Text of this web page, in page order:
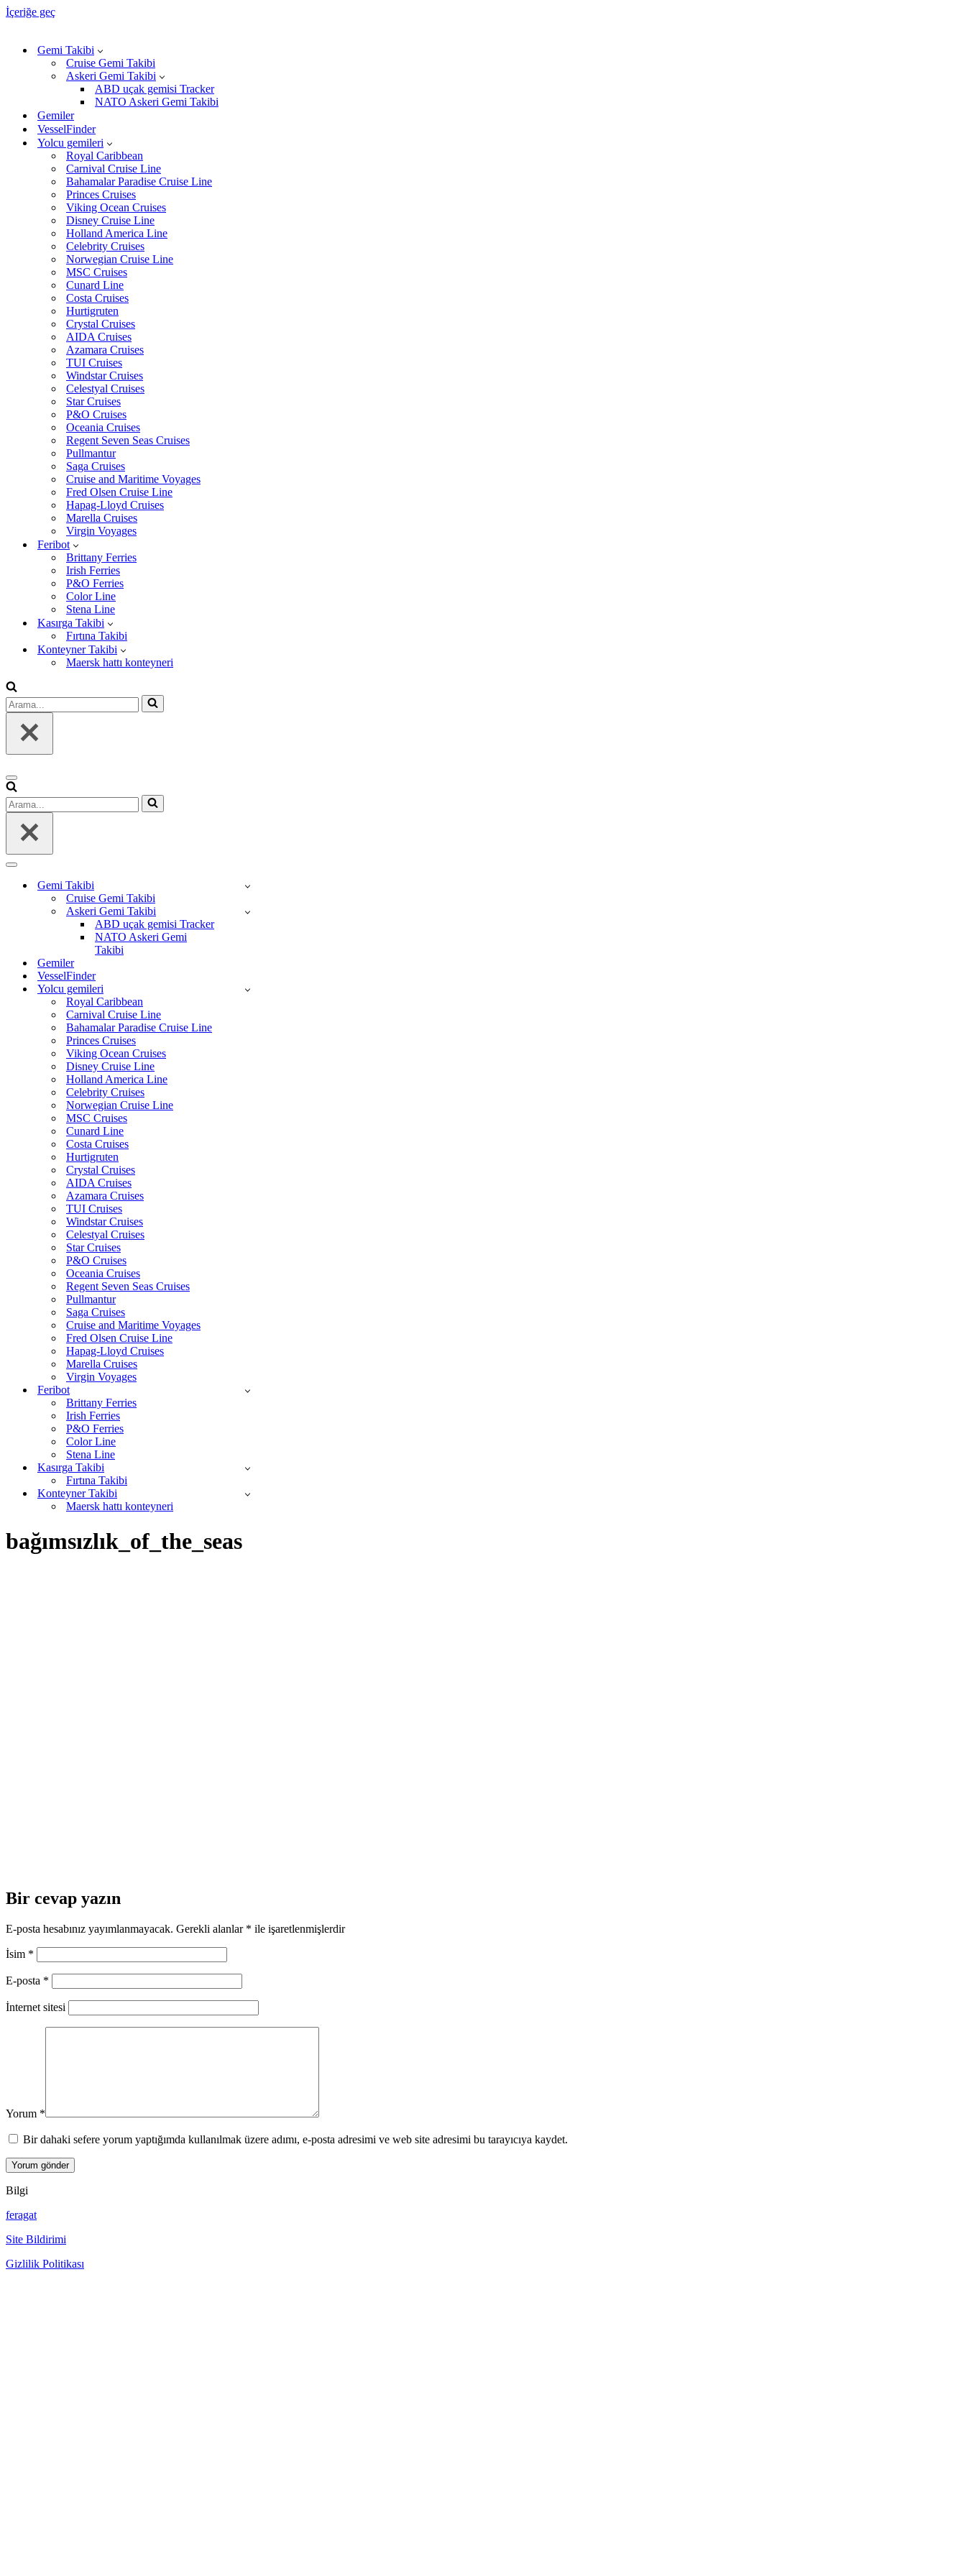
İçeriğe geç
Gemi Takibi
Cruise Gemi Takibi
Askeri Gemi Takibi
ABD uçak gemisi Tracker
NATO Askeri Gemi Takibi
Gemiler
VesselFinder
Yolcu gemileri
Royal Caribbean
Carnival Cruise Line
Bahamalar Paradise Cruise Line
Princes Cruises
Viking Ocean Cruises
Disney Cruise Line
Holland America Line
Celebrity Cruises
Norwegian Cruise Line
MSC Cruises
Cunard Line
Costa Cruises
Hurtigruten
Crystal Cruises
AIDA Cruises
Azamara Cruises
TUI Cruises
Windstar Cruises
Celestyal Cruises
Star Cruises
P&O Cruises
Oceania Cruises
Regent Seven Seas Cruises
Pullmantur
Saga Cruises
Cruise and Maritime Voyages
Fred Olsen Cruise Line
Hapag-Lloyd Cruises
Marella Cruises
Virgin Voyages
Feribot
Brittany Ferries
Irish Ferries
P&O Ferries
Color Line
Stena Line
Kasırga Takibi
Fırtına Takibi
Konteyner Takibi
Maersk hattı konteyneri
Arama...
Dolaşım
menüsü
Arama...
Dolaşım
menüsüGemi Takibi
Cruise Gemi Takibi
Askeri Gemi Takibi
ABD uçak gemisi Tracker
NATO Askeri Gemi
Takibi
Gemiler
VesselFinder
Yolcu gemileri
Royal Caribbean
Carnival Cruise Line
Bahamalar Paradise Cruise Line
Princes Cruises
Viking Ocean Cruises
Disney Cruise Line
Holland America Line
Celebrity Cruises
Norwegian Cruise Line
MSC Cruises
Cunard Line
Costa Cruises
Hurtigruten
Crystal Cruises
AIDA Cruises
Azamara Cruises
TUI Cruises
Windstar Cruises
Celestyal Cruises
Star Cruises
P&O Cruises
Oceania Cruises
Regent Seven Seas Cruises
Pullmantur
Saga Cruises
Cruise and Maritime Voyages
Fred Olsen Cruise Line
Hapag-Lloyd Cruises
Marella Cruises
Virgin Voyages
Feribot
Brittany Ferries
Irish Ferries
P&O Ferries
Color Line
Stena Line
Kasırga Takibi
Fırtına Takibi
Konteyner Takibi
Maersk hattı konteyneri
bağımsızlık_of_the_seas
Bir cevap yazın
E-posta hesabınız yayımlanmayacak. Gerekli alanlar * ile işaretlenmişlerdir
İsim *
E-posta *
İnternet sitesi
Yorum *
Bir dahaki sefere yorum yaptığımda kullanılmak üzere adımı, e-posta adresimi ve web site adresimi bu tarayıcıya kaydet.
Bilgi
feragat
Site Bildirimi
Gizlilik Politikası